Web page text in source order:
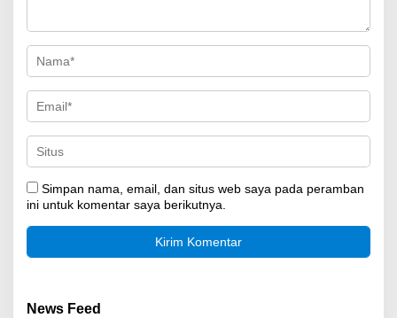
Simpan nama, email, dan situs web saya pada peramban
ini untuk komentar saya berikutnya.
News Feed